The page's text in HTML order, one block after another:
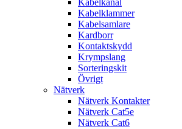
Kabelkanal
Kabelklammer
Kabelsamlare
Kardborr
Kontaktskydd
Krympslang
Sorteringskit
Övrigt
Nätverk
Nätverk Kontakter
Nätverk Cat5e
Nätverk Cat6